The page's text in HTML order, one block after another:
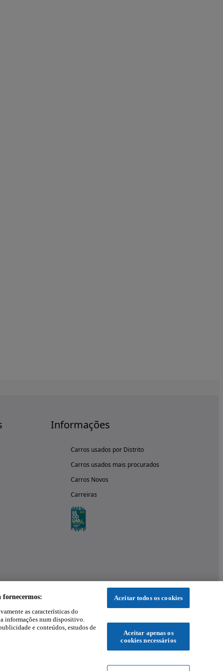
Informações
Carros usados por Distrito
Carros usados mais procurados
Carros Novos
Carreiras
fornecermos:
as características do
informações num dispositivo.
e conteúdos, estudos de
Aceitar todos os cookies
Aceitar apenas os
cookies necessários